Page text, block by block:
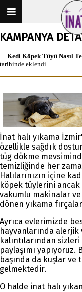
KAMPANYA
Kedi Köpek Tüyü Nasıl
tarihinde eklendi
İnat halı yıkama
özellikle sağdık
tüg dökme
temizliğinde her
Halılarınızın içine
köpek tüylerini
vakumlu makinalar
dönen yıkama
Ayrıca evlerimizde
hayvanlarında
kalıntılarından
paylaşımı yapıyoruz.
başında da kuşlar
gelmektedir.
O halde inat halı